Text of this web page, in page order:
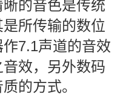
的音色是传统
所传输的数位
作7.1声道的音效
效，另外数码
的方式。